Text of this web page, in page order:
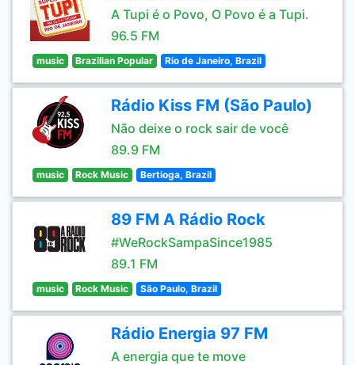
A Tupi é o Povo, O Povo é a Tupi.
96.5 FM
music Brazilian Popular Rio de Janeiro, Brazil
Rádio Kiss FM (São Paulo)
Não deixe o rock sair de você
89.9 FM
music Rock Music Bertioga, Brazil
89 FM A Rádio Rock
#WeRockSampaSince1985
89.1 FM
music Rock Music São Paulo, Brazil
Rádio Energia 97 FM
A energia que te move